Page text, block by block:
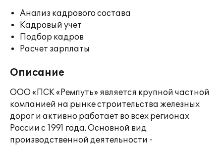
Анализ кадрового состава
Кадровый учет
Подбор кадров
Расчет зарплаты
Описание
ООО «ПСК «Ремпуть» является крупной частной
компанией на рынке строительства железных
дорог и активно работает во всех регионах
России с 1991 года. Основной вид
производственной деятельности -